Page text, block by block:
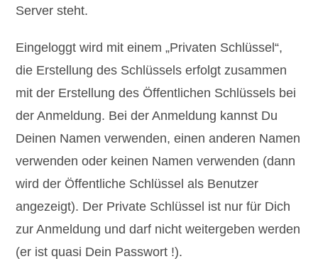
Server steht.
Eingeloggt wird mit einem „Privaten Schlüssel“,
die Erstellung des Schlüssels erfolgt zusammen
mit der Erstellung des Öffentlichen Schlüssels bei
der Anmeldung. Bei der Anmeldung kannst Du
Deinen Namen verwenden, einen anderen Namen
verwenden oder keinen Namen verwenden (dann
wird der Öffentliche Schlüssel als Benutzer
angezeigt). Der Private Schlüssel ist nur für Dich
zur Anmeldung und darf nicht weitergeben werden
(er ist quasi Dein Passwort !).